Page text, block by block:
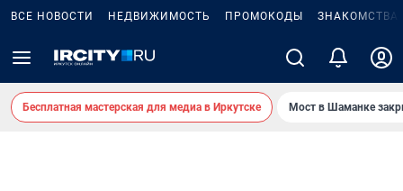
ВСЕ НОВОСТИ НЕДВИЖИМОСТЬ ПРОМОКОДЫ ЗНАКОМСТВА
Бесплатная мастерская для медиа в Иркутске Мост в Шаманке